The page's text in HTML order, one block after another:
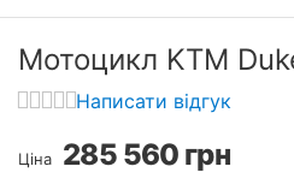
Мотоцикл KTM
Написати відгук
Ціна 285 560 грн